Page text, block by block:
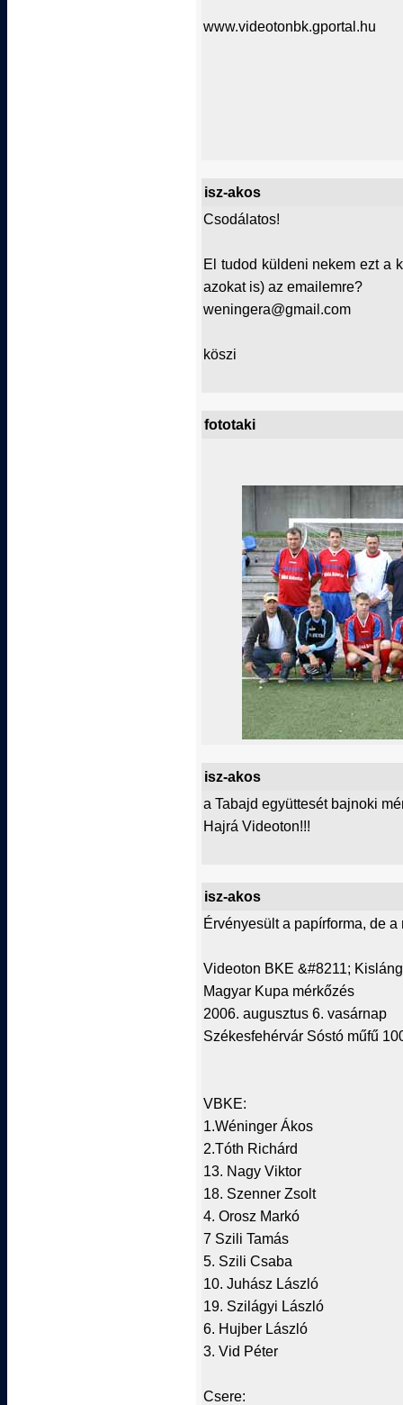
www.videotonbk.gportal.hu
isz-akos
Csodálatos!
El tudod küldeni nekem ezt a
azokat is) az emailemre?
weningera@gmail.com
köszi
fototaki
isz-akos
a Tabajd együttesét bajnoki
Hajrá Videoton!!!
isz-akos
Érvényesült a papírforma, de
Videoton BKE &#8211;
Magyar Kupa mérkőzés
2006. augusztus 6. vasárnap
Székesfehérvár Sóstó műfű
VBKE:
1.Wéninger Ákos
2.Tóth Richárd
13. Nagy Viktor
18. Szenner Zsolt
4. Orosz Markó
7 Szili Tamás
5. Szili Csaba
10. Juhász László
19. Szilágyi László
6. Hujber László
3. Vid Péter
Csere: